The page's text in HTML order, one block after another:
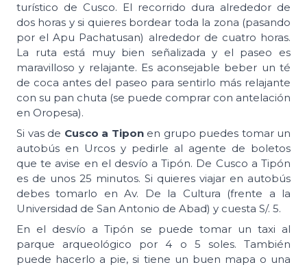
turístico de Cusco. El recorrido dura alrededor de
dos horas y si quieres bordear toda la zona (pasando
por el Apu Pachatusan) alrededor de cuatro horas.
La ruta está muy bien señalizada y el paseo es
maravilloso y relajante. Es aconsejable beber un té
de coca antes del paseo para sentirlo más relajante
con su pan chuta (se puede comprar con antelación
en Oropesa).
Si vas de Cusco a Tiponen grupo puedes tomar un
autobús en Urcos y pedirle al agente de boletos
que te avise en el desvío a Tipón. De Cusco a Tipón
es de unos 25 minutos. Si quieres viajar en autobús
debes tomarlo en Av. De la Cultura (frente a la
Universidad de San Antonio de Abad) y cuesta S/. 5.
En el desvío a Tipón se puede tomar un taxi al
parque arqueológico por 4 o 5 soles. También
puede hacerlo a pie, si tiene un buen mapa o una